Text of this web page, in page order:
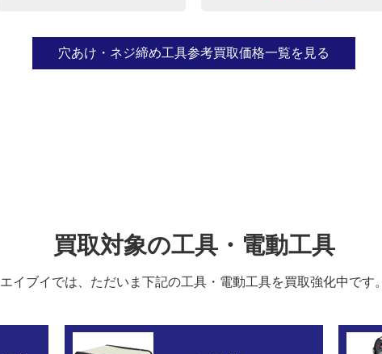
穴あけ・ネジ締め工具参考買取価格一覧を見る
買取対象の工具・電動工具
エイブイでは、ただいま下記の工具・電動工具を買取強化中です。